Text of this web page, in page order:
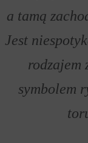
a tamą
Jest
rodzajem
symbolem